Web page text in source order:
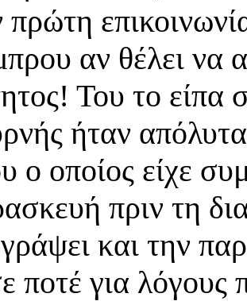
αν θέλει να
Του το είπα
ήταν
ο οποίος είχε
πριν τη
γράψει και την
ποτέ για